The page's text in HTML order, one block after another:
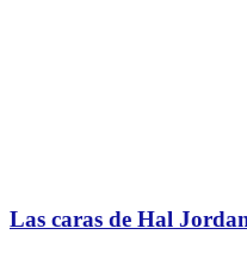
Las caras de Hal